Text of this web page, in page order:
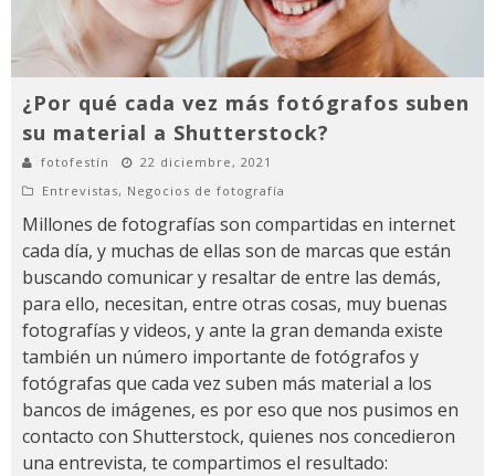
¿Por qué cada vez más fotógrafos suben
su material a Shutterstock?
fotofestín
22 diciembre, 2021
Entrevistas, Negocios de fotografía
Millones de fotografías son compartidas en internet
cada día, y muchas de ellas son de marcas que están
buscando comunicar y resaltar de entre las demás,
para ello, necesitan, entre otras cosas, muy buenas
fotografías y videos, y ante la gran demanda existe
también un número importante de fotógrafos y
fotógrafas que cada vez suben más material a los
bancos de imágenes, es por eso que nos pusimos en
contacto con Shutterstock, quienes nos concedieron
una entrevista, te compartimos el resultado: